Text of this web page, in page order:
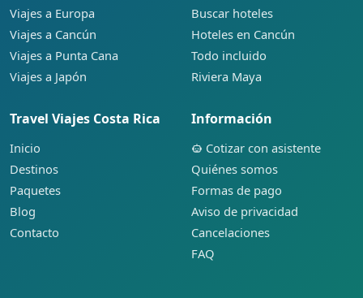
Viajes a Europa
Viajes a Cancún
Viajes a Punta Cana
Viajes a Japón
Buscar hoteles
Hoteles en Cancún
Todo incluido
Riviera Maya
Travel Viajes Costa Rica
Inicio
Destinos
Paquetes
Blog
Contacto
Información
Cotizar con asistente
Quiénes somos
Formas de pago
Aviso de privacidad
Cancelaciones
FAQ